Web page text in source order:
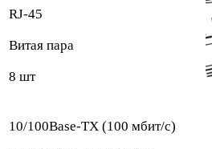
RJ-45
Витая пара
8 шт
10/100Base-TX (100 мбит/с)